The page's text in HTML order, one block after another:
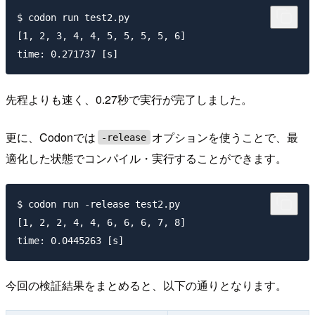
$ codon run test2.py
[1, 2, 3, 4, 4, 5, 5, 5, 5, 6]
先程よりも速く、0.27秒で実行が完了しました。
更に、Codonでは -release オプションを使うことで、最
適化した状態でコンパイル・実行することができます。
$ codon run -release test2.py
[1, 2, 2, 4, 4, 6, 6, 6, 7, 8]
今回の検証結果をまとめると、以下の通りとなります。